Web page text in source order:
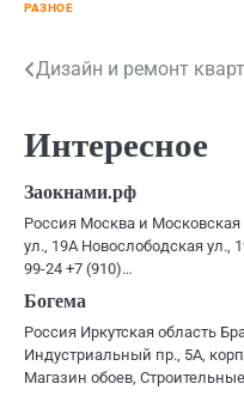
РАЗНОЕ
Навигация
записям
Дизайн и ремонт
Интересное
Заокнами.рф
Россия Москва и
ул., 19А Новослободская ул.,
99-24 +7 (910)…
Богема
Россия Иркутская область
Индустриальный пр., 5А,
Магазин обоев,